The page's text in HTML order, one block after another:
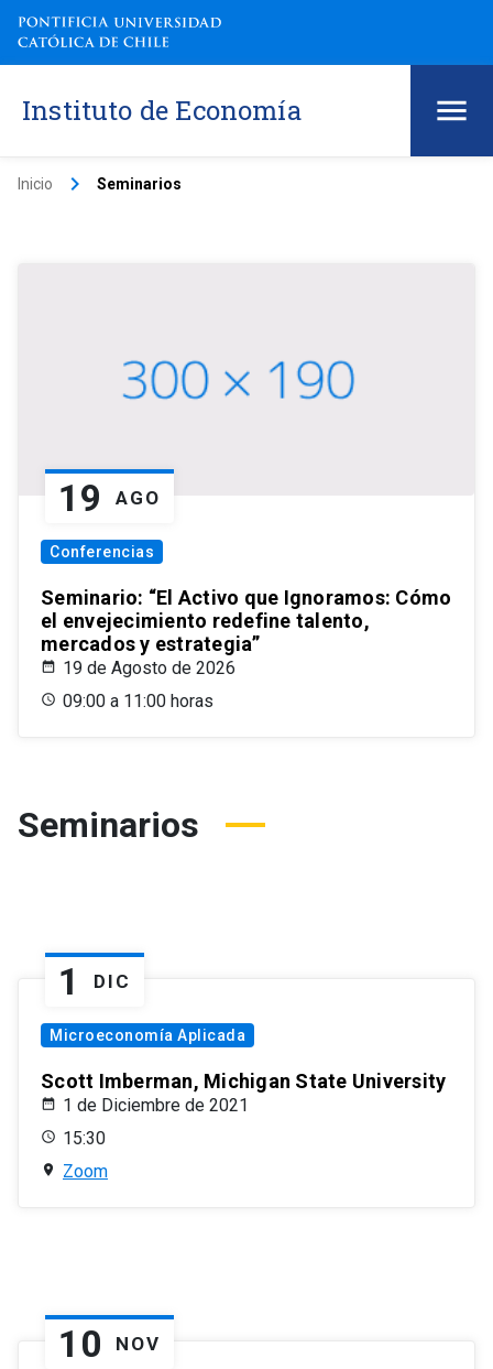
Instituto de Economía
Inicio keyboard_arrow_right Seminarios
19 AGO
Conferencias
Seminario: “El Activo que Ignoramos: Cómo
el envejecimiento redefine talento,
mercados y estrategia”
19 de Agosto de 2026
09:00 a 11:00 horas
Seminarios
1 DIC
Microeconomía Aplicada
Scott Imberman, Michigan State University
1 de Diciembre de 2021
15:30
Zoom
10 NOV